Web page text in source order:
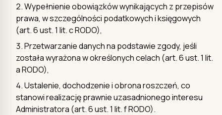
Wypełnienie obowiązków wynikających z przepisów
prawa, w szczególności podatkowych i księgowych
(art. 6 ust. 1 lit. c RODO),
Przetwarzanie danych na podstawie zgody, jeśli
została wyrażona w określonych celach (art. 6 ust. 1 lit.
a RODO),
Ustalenie, dochodzenie i obrona roszczeń, co
stanowi realizację prawnie uzasadnionego interesu
Administratora (art. 6 ust. 1 lit. f RODO).